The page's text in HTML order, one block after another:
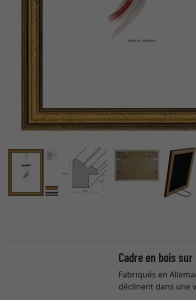
Cadre en bois
Fabriqués en
déclinent dans une